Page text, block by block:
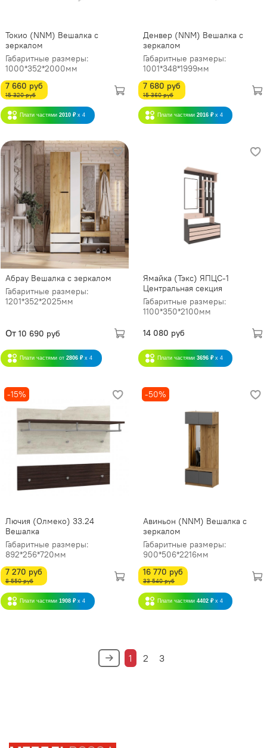
Токио (NNM) Вешалка с
зеркалом
Габаритные размеры:
1000*352*2000мм
7 660 руб
15 320 руб
Плати частями 2010 ₽ x 4
Денвер (NNM) Вешалка с
зеркалом
Габаритные размеры:
1001*348*1999мм
7 680 руб
15 360 руб
Плати частями 2016 ₽ x 4
Абрау Вешалка с зеркалом
Габаритные размеры:
1201*352*2025мм
От 10 690 руб
Плати частями от 2806 ₽ x 4
Ямайка (Тэкс) ЯПЦС-1
Центральная секция
Габаритные размеры:
1100*350*2100мм
14 080 руб
Плати частями 3696 ₽ x 4
-15%
Лючия (Олмеко) 33.24
Вешалка
Габаритные размеры:
892*256*720мм
7 270 руб
8 550 руб
Плати частями 1908 ₽ x 4
-50%
Авиньон (NNM) Вешалка с
зеркалом
Габаритные размеры:
900*506*2216мм
16 770 руб
33 540 руб
Плати частями 4402 ₽ x 4
1 2 3